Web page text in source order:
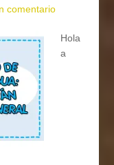
comentario
Hola
a